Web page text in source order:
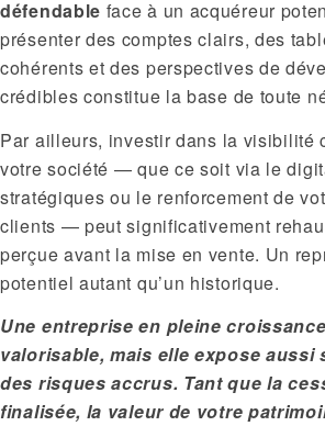
défendable face à un acquéreur
présenter des comptes clairs, des
cohérents et des perspectives de
crédibles constitue la base de toute
Par ailleurs, investir dans la visibilité
votre société — que ce soit via le
stratégiques ou le renforcement de
clients — peut significativement
perçue avant la mise en vente. Un
potentiel autant qu’un historique.
Une entreprise en pleine
valorisable, mais elle expose aussi
des risques accrus. Tant que la
finalisée, la valeur de votre